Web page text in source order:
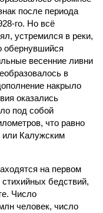
после периода
го. Но всё
устремился в реки,
обернувшийся
весенние ливни
в
накрыло
оказались
под собой
что равно
Калужским
на первом
бедствий,
Число
человек, число